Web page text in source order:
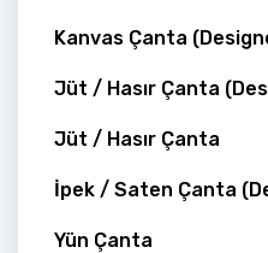
Kanvas Çanta
Jüt / Hasır Çanta
Jüt / Hasır Çanta
İpek / Saten Çanta
Yün Çanta